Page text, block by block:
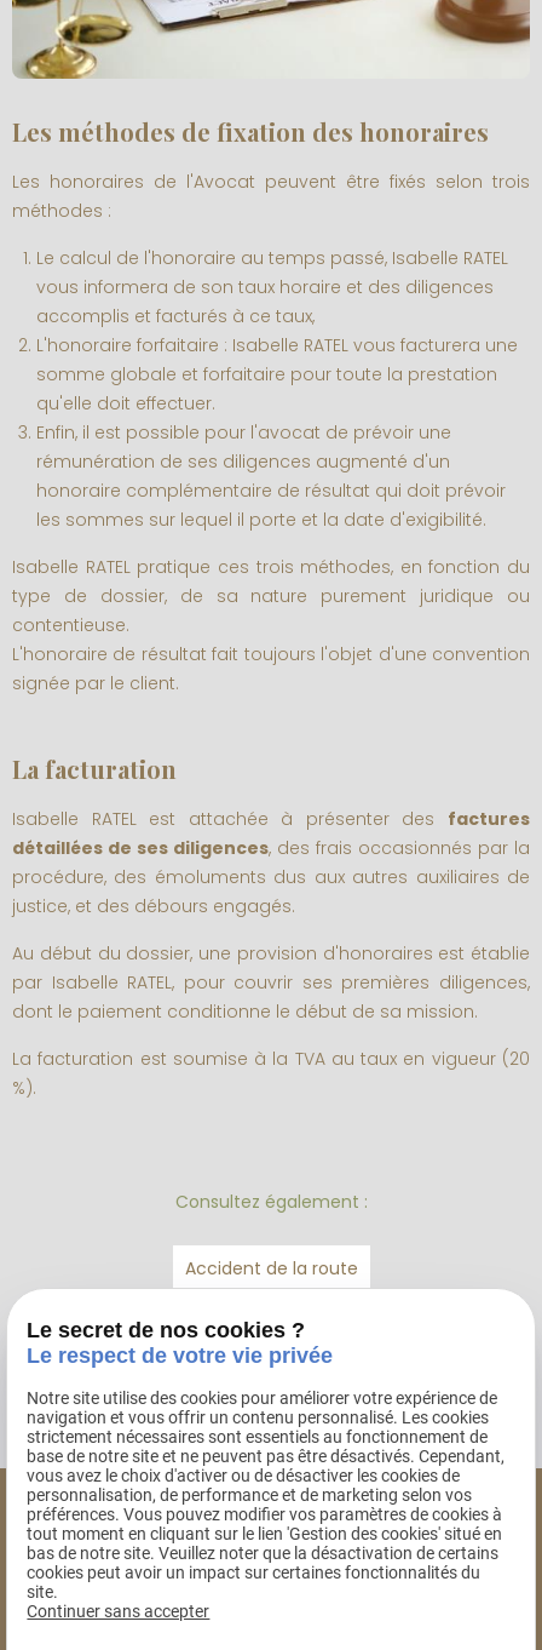
Les méthodes de fixation des honoraires
Les honoraires de l'Avocat peuvent être fixés selon trois
méthodes :
Le calcul de l'honoraire au temps passé, Isabelle RATEL
vous informera de son taux horaire et des diligences
accomplis et facturés à ce taux,
L'honoraire forfaitaire : Isabelle RATEL vous facturera une
somme globale et forfaitaire pour toute la prestation
qu'elle doit effectuer.
Enfin, il est possible pour l'avocat de prévoir une
rémunération de ses diligences augmenté d'un
honoraire complémentaire de résultat qui doit prévoir
les sommes sur lequel il porte et la date d'exigibilité.
Isabelle RATEL pratique ces trois méthodes, en fonction du
type de dossier, de sa nature purement juridique ou
contentieuse.
L'honoraire de résultat fait toujours l'objet d'une convention
signée par le client.
La facturation
Isabelle RATEL est attachée à présenter des factures
détaillées de ses diligences, des frais occasionnés par la
procédure, des émoluments dus aux autres auxiliaires de
justice, et des débours engagés.
Au début du dossier, une provision d'honoraires est établie
par Isabelle RATEL, pour couvrir ses premières diligences,
dont le paiement conditionne le début de sa mission.
La facturation est soumise à la TVA au taux en vigueur (20
%).
Consultez également :
Accident de la route
Droit de la famille
Dommage corporel
Isabelle Ratel
AVOCAT AU BARREAU
DE THONON-LES-BAINS
Le secret de nos cookies ?
Le respect de votre vie privée
Notre site utilise des cookies pour améliorer votre expérience de
navigation et vous offrir un contenu personnalisé. Les cookies
strictement nécessaires sont essentiels au fonctionnement de
base de notre site et ne peuvent pas être désactivés. Cependant,
vous avez le choix d'activer ou de désactiver les cookies de
personnalisation, de performance et de marketing selon vos
préférences. Vous pouvez modifier vos paramètres de cookies à
tout moment en cliquant sur le lien 'Gestion des cookies' situé en
bas de notre site. Veuillez noter que la désactivation de certains
cookies peut avoir un impact sur certaines fonctionnalités du
site.
Continuer sans accepter